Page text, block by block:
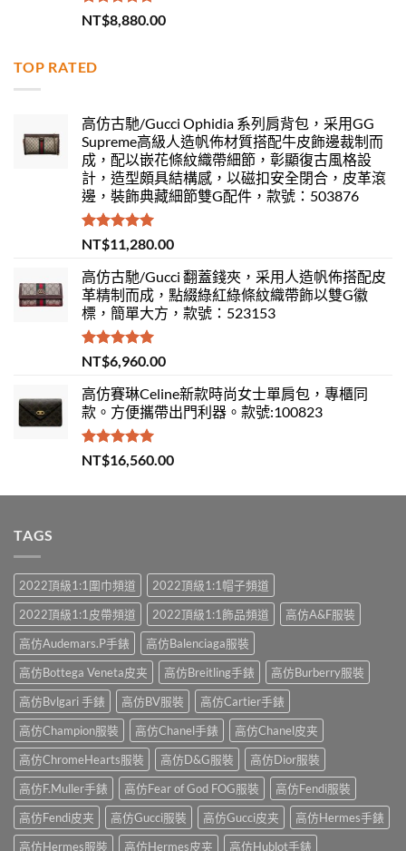
評分 5.00
滿分 5
NT$8,880.00
TOP RATED
高仿古馳/Gucci Ophidia 系列肩背包，采用GG
Supreme高級人造帆佈材質搭配牛皮飾邊裁制而
成，配以嵌花條紋織帶細節，彰顯復古風格設
計，造型頗具結構感，以磁扣安全閉合，皮革滾
邊，裝飾典藏細節雙G配件，款號：503876
評分5.00
滿分 5
NT$11,280.00
高仿古馳/Gucci 翻蓋錢夾，采用人造帆佈搭配皮
革精制而成，點綴綠紅綠條紋織帶飾以雙G徽
標，簡單大方，款號：523153
評分 5.00
滿分 5
NT$6,960.00
高仿賽琳Celine新款時尚女士單肩包，專櫃同
款。方便攜帶出門利器。款號:100823
評分5.00
滿分 5
NT$16,560.00
TAGS
2022頂級1:1圍巾頻道
2022頂級1:1帽子頻道
2022頂級1:1皮帶頻道
2022頂級1:1飾品頻道
高仿A&F服裝
高仿Audemars.P手錶
高仿Balenciaga服裝
高仿Bottega Veneta皮夹
高仿Breitling手錶
高仿Burberry服裝
高仿Bvlgari 手錶
高仿BV服裝
高仿Cartier手錶
高仿Champion服裝
高仿Chanel手錶
高仿Chanel皮夹
高仿ChromeHearts服裝
高仿D&G服裝
高仿Dior服裝
高仿F.Muller手錶
高仿Fear of God FOG服裝
高仿Fendi服裝
高仿Fendi皮夹
高仿Gucci服裝 高仿Gucci皮夹
高仿Hermes手錶
高仿Hermes服裝
高仿Hermes皮夹 高仿Hublot手錶